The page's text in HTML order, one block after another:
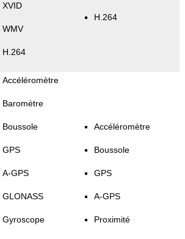
XVID
WMV
H.264
H.264
Accéléromètre
Baromètre
Boussole
GPS
A-GPS
GLONASS
Gyroscope
Accéléromètre
Boussole
GPS
A-GPS
Proximité